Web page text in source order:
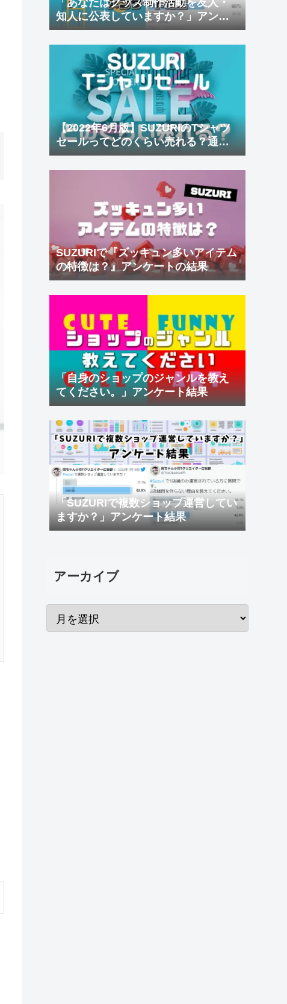
「あなたはグッズ制作活動を友人・
知人に公表していますか？」アンケ
ート結果
【2022年6月版】SUZURIのTシャツ
セールってどのくらい売れる？通常
時とセール時の比較もあり
SUZURIで『ズッキュン多いアイテム
の特徴は？』アンケートの結果
「自身のショップのジャンルを教え
てください。」アンケート結果
「SUZURIで複数ショップ運営してい
ますか？」アンケート結果
アーカイブ